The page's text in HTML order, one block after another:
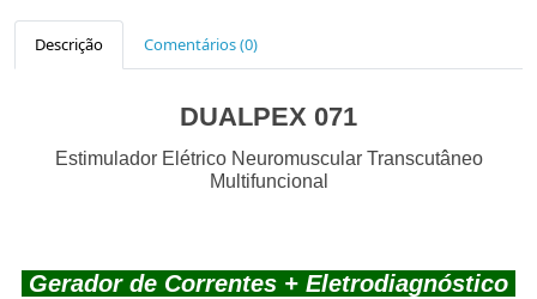
Descrição Comentários (0)
DUALPEX 071
Estimulador Elétrico Neuromuscular Transcutâneo
Multifuncional
Gerador de Correntes + Eletrodiagnóstico